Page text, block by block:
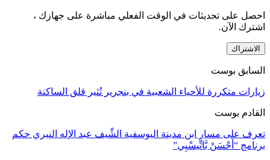
احصل على تحديثات في الوقت الفعلي مباشرة على جهازك ،
اشترك الآن.
الاشتراك
السابق بوست
زيارات متكررة للأحياء الشعبية في بنجرير تُثير قلق الساكنة
القادم بوست
تعرف على مسار ابن مدينة اليوسفية الشِّيف عبد الإله النيري حكم
برنامج “أَحْسَنْ بَّاتِّيسْيِي”